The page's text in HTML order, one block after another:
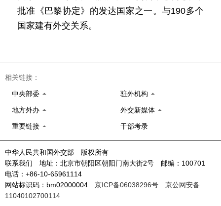
批准《巴黎协定》的发达国家之一。与190多个
国家建有外交关系。
相关链接：
中央部委 驻外机构
地方外办 外交新媒体
重要链接 干部考录
中华人民共和国外交部 版权所有
联系我们 地址：北京市朝阳区朝阳门南大街2号 邮编：100701
电话：+86-10-65961114
网站标识码：bm02000004 京ICP备06038296号
京公网安备
11040102700114